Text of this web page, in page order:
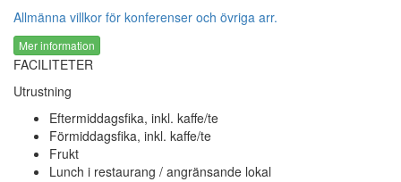
Allmänna villkor för konferenser och övriga arr.
Mer information
FACILITETER
Utrustning
Eftermiddagsfika, inkl. kaffe/te
Förmiddagsfika, inkl. kaffe/te
Frukt
Lunch i restaurang / angränsande lokal